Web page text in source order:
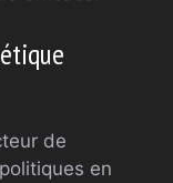
de
en